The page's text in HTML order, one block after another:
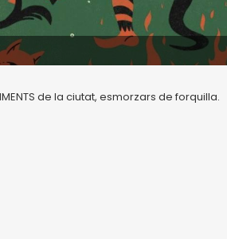
de la ciutat, esmorzars de forquilla.